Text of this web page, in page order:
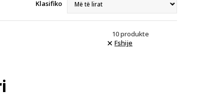
Klasifiko
10produkte
Fshije